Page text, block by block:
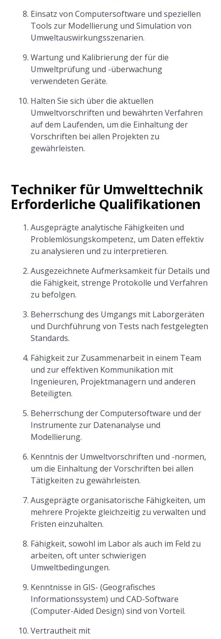
Einsatz von Computersoftware und speziellen
Tools zur Modellierung und Simulation von
Umweltauswirkungsszenarien.
Wartung und Kalibrierung der für die
Umweltprüfung und -überwachung
verwendeten Geräte.
Halten Sie sich über die aktuellen
Umweltvorschriften und bewährten Verfahren
auf dem Laufenden, um die Einhaltung der
Vorschriften bei allen Projekten zu
gewährleisten.
Techniker für Umwelttechnik
Erforderliche Qualifikationen
Ausgeprägte analytische Fähigkeiten und
Problemlösungskompetenz, um Daten effektiv
zu analysieren und zu interpretieren.
Ausgezeichnete Aufmerksamkeit für Details und
die Fähigkeit, strenge Protokolle und Verfahren
zu befolgen.
Beherrschung des Umgangs mit Laborgeräten
und Durchführung von Tests nach festgelegten
Standards.
Fähigkeit zur Zusammenarbeit in einem Team
und zur effektiven Kommunikation mit
Ingenieuren, Projektmanagern und anderen
Beteiligten.
Beherrschung der Computersoftware und der
Instrumente zur Datenanalyse und
Modellierung.
Kenntnis der Umweltvorschriften und -normen,
um die Einhaltung der Vorschriften bei allen
Tätigkeiten zu gewährleisten.
Ausgeprägte organisatorische Fähigkeiten, um
mehrere Projekte gleichzeitig zu verwalten und
Fristen einzuhalten.
Fähigkeit, sowohl im Labor als auch im Feld zu
arbeiten, oft unter schwierigen
Umweltbedingungen.
Kenntnisse in GIS- (Geografisches
Informationssystem) und CAD-Software
(Computer-Aided Design) sind von Vorteil.
Vertrautheit mit